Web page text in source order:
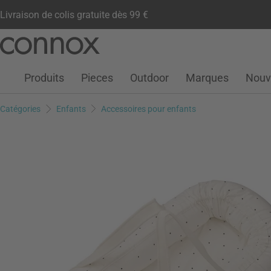
Livraison de colis gratuite dès 99 €
contenu
Compte clientListe de souhaits
Warenkorb
Produits Pieces Outdoor Marques
Catégories Enfants Accessoires pour enfants